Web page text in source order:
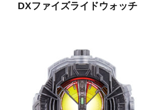
DXファイズライドウォッチ